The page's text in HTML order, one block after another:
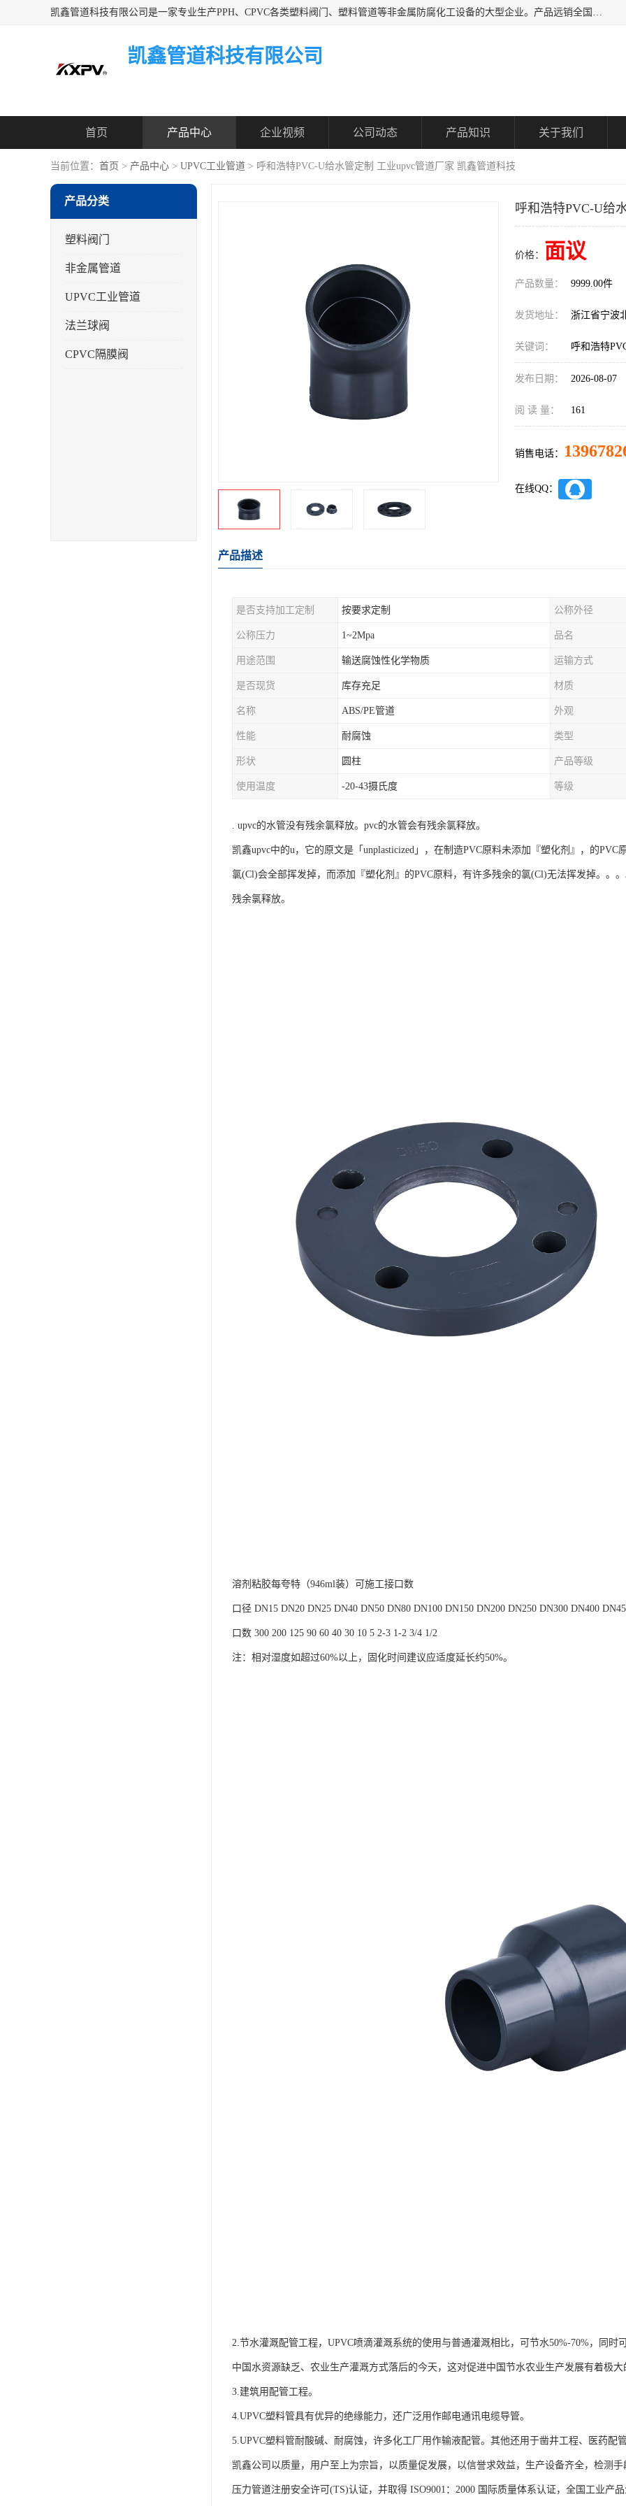
凯鑫管道科技有限公司是一家专业生产PPH、CPVC各类塑料阀门、塑料管道等非金属防腐化工设备的大型企业。产品远销全国三十一个省、市、自治区,广泛应用于化工、石油、氯碱、染料、制药、农药等行业，深受广大用户欢迎，是目前国内生产化工泵、阀门规模较大的生产基地之一。
凯鑫管道科技有限公司
首页 产品中心 企业视频 公司动态 产品知识 关于我们
当前位置： 首页 > 产品中心 > UPVC工业管道 > 呼和浩特PVC-U给水管定制 工业upvc管道厂家 凯鑫管道科技
产品分类
塑料阀门
非金属管道
UPVC工业管道
法兰球阀
CPVC隔膜阀
呼和浩特PVC-U给
价格： 面议
产品数量： 9999.00件
发货地址： 浙江省宁波
关键词： 呼和浩特
发布日期： 2026-08-07
阅 读 量： 161
销售电话：
在线QQ：
产品描述
是否支持加工定制 按要求定制 公称外径
公称压力 1~2Mpa 品名
用途范围 输送腐蚀性化学物质 运输方式
是否现货 库存充足 材质
名称 ABS/PE管道 外观
性能 耐腐蚀 类型
形状 圆柱 产品等级
使用温度 -20-43摄氏度 等级
. upvc的水管没有残余氯释放。pvc的水管会有残余氯释放。
凯鑫upvc中的u，它的原文是「unplasticized」，在制造PVC原料未添加『塑化剂』，的
氯(Cl)会全部挥发掉，而添加『塑化剂』的PVC原料，有许多残余的氯(Cl)无法挥发掉。。
残余氯释放。
溶剂粘胶每夸特（946ml装）可施工接口数
口径 DN15 DN20 DN25 DN40 DN50 DN80 DN100 DN150 DN200 DN250 DN300 DN400
口数 300 200 125 90 60 40 30 10 5 2-3 1-2 3/4 1/2
注：相对湿度如超过60%以上，固化时间建议应适度延长约50%。
2.节水灌溉配管工程，UPVC喷滴灌溉系统的使用与普通灌溉相比，可节水50%-70%，同时
中国水资源缺乏、农业生产灌溉方式落后的今天，这对促进中国节水农业生产发展有着极
3.建筑用配管工程。
4.UPVC塑料管具有优异的绝缘能力，还广泛用作邮电通讯电缆导管。
5.UPVC塑料管耐酸碱、耐腐蚀，许多化工厂用作输液配管。其他还用于凿井工程、医药配
凯鑫公司以质量，用户至上为宗旨，以质量促发展，以信誉求效益，生产设备齐全，检测
压力管道注册安全许可(TS)认证，并取得 ISO9001：2000 国际质量体系认证，全国工业产